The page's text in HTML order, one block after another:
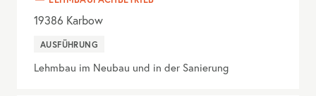
19386 Karbow
AUSFÜHRUNG
Lehmbau im Neubau und in der Sanierung